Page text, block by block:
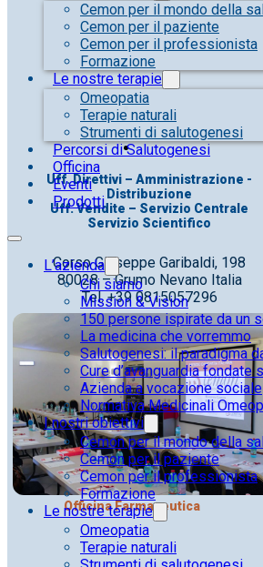
Cemon per il mondo della
Cemon per il paziente
Cemon per il professionista
Formazione
Le nostre terapie
Omeopatia
Terapie naturali
Strumenti di salutogenesi
Percorsi di Salutogenesi
Officina
Eventi
Prodotti
L’azienda
Chi siamo
Mission & Vision
150 persone ispirate da un
La medicina che vorremmo
Salutogenesi: il paradigma
Cure d’avanguardia fondate
Azienda a vocazione sociale
Normativa Medicinali
I nostri obiettivi
Cemon per il mondo della
Cemon per il paziente
Cemon per il professionista
Formazione
Le nostre terapie
Omeopatia
Terapie naturali
Uff. Direttivi – Amministrazione -
Distribuzione
Uff. Vendite – Servizio Centrale
Servizio Scientifico
Corso Giuseppe Garibaldi, 198
80028 – Grumo Nevano Italia
Tel. +39 0815057296
Officina Farmaceutica